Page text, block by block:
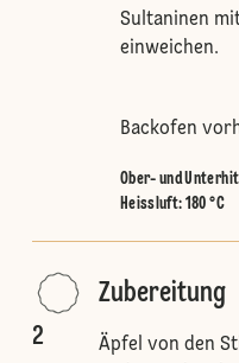
Sultaninen
einweichen.
Backofen
Ober- und
Heissluft: 180 °C
2
Zubereitung
Äpfel von den